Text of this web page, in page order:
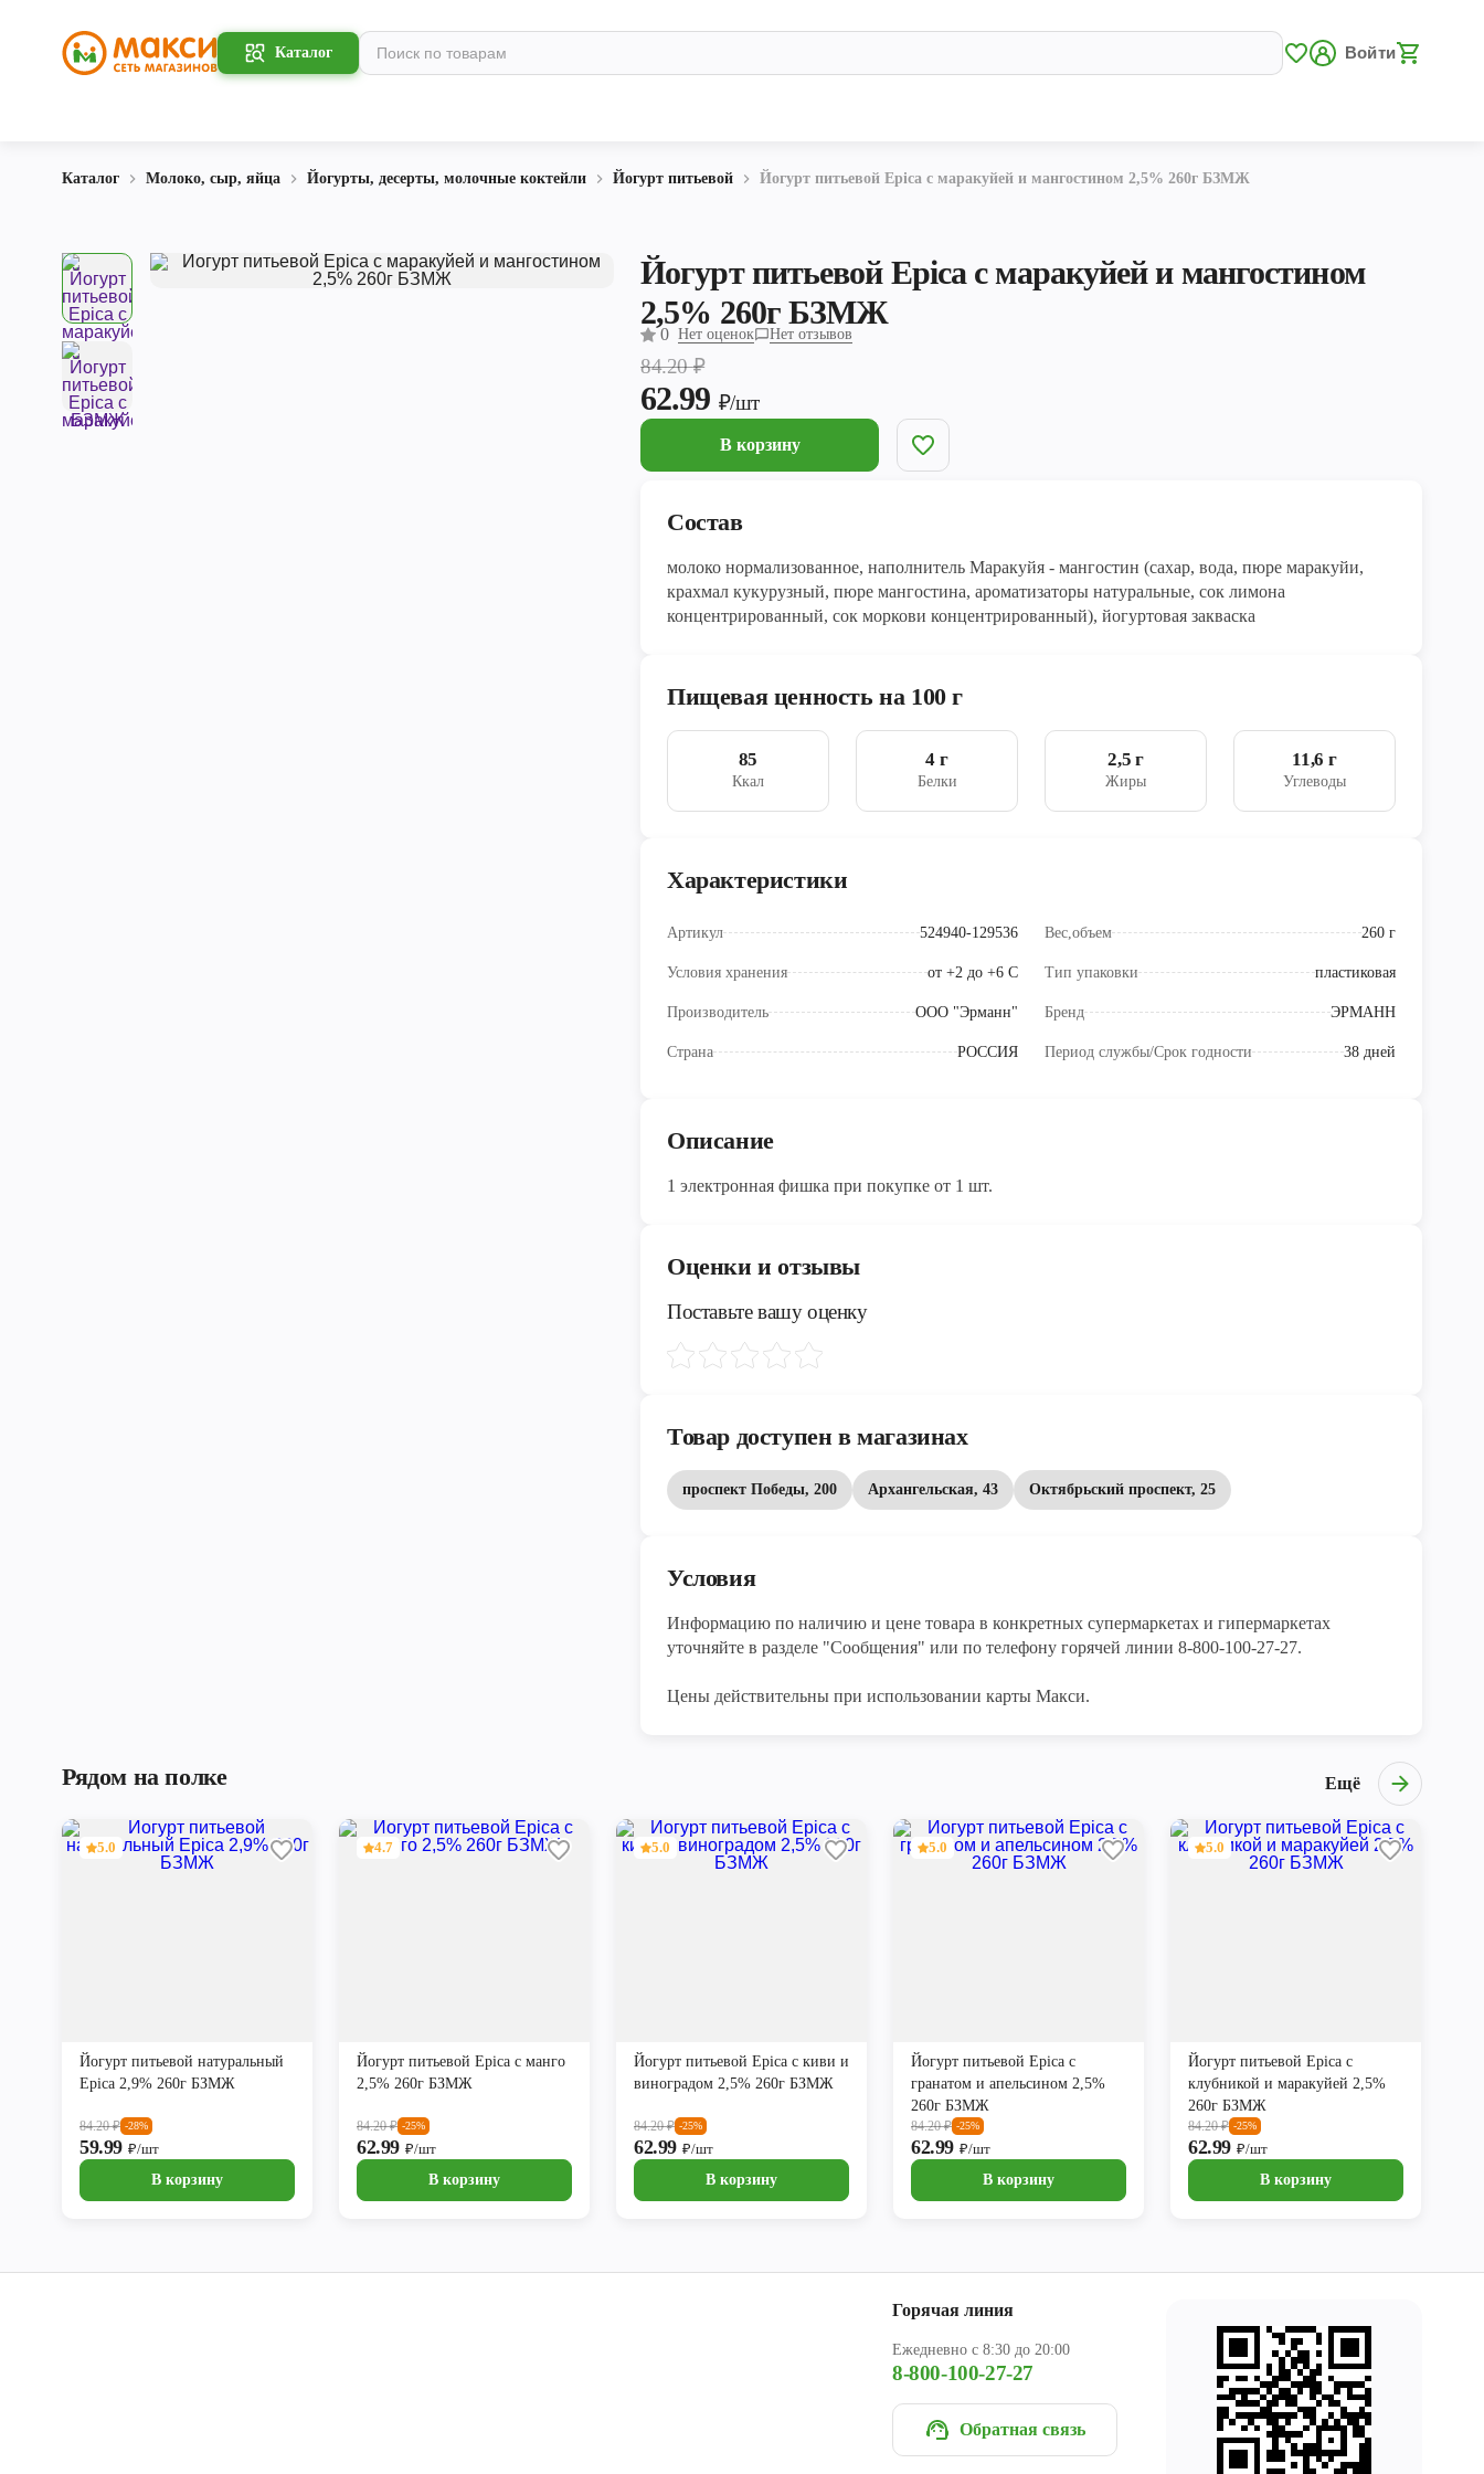
Каталог Войти
Каталог Молоко, сыр, яйца Йогурты, десерты, молочные коктейли Йогурт питьевой Йогурт питьевой Epica с маракуйей и мангостином 2,5% 260г БЗМЖ
Йогурт питьевой Epica с маракуйей и мангостином
2,5% 260г БЗМЖ
0 Нет оценок Нет отзывов
84.20₽
62.99 ₽/шт
В корзину
Состав
молоко нормализованное, наполнитель Маракуйя - мангостин (сахар, вода, пюре маракуйи,
крахмал кукурузный, пюре мангостина, ароматизаторы натуральные, сок лимона
концентрированный, сок моркови концентрированный), йогуртовая закваска
Пищевая ценность на 100 г
85
Ккал
4 г
Белки
2,5 г
Жиры
11,6 г
Углеводы
Характеристики
Артикул 524940-129536 Вес,объем 260 г
Условия хранения от +2 до +6 С Тип упаковки пластиковая
Производитель ООО "Эрманн" Бренд ЭРМАНН
Страна РОССИЯ Период службы/Срок годности 38 дней
Описание
1 электронная фишка при покупке от 1 шт.
Оценки и отзывы
Поставьте вашу оценку
Товар доступен в магазинах
проспект Победы, 200 Архангельская, 43 Октябрьский проспект, 25
Условия
Информацию по наличию и цене товара в конкретных супермаркетах и гипермаркетах
уточняйте в разделе "Сообщения" или по телефону горячей линии 8-800-100-27-27.
Цены действительны при использовании карты Макси.
Рядом на полке Ещё
5.0
Йогурт питьевой натуральный
Epica 2,9% 260г БЗМЖ
84.20₽ -28%
59.99 ₽/шт
В корзину
4.7
Йогурт питьевой Epica с манго
2,5% 260г БЗМЖ
84.20₽ -25%
62.99 ₽/шт
В корзину
5.0
Йогурт питьевой Epica с киви и
виноградом 2,5% 260г БЗМЖ
84.20₽ -25%
62.99 ₽/шт
В корзину
5.0
Йогурт питьевой Epica с
гранатом и апельсином 2,5%
260г БЗМЖ
84.20₽ -25%
62.99 ₽/шт
В корзину
5.0
Йогурт питьевой Epica с
клубникой и маракуйей 2,5%
260г БЗМЖ
84.20₽ -25%
62.99 ₽/шт
В корзину
Горячая линия
Ежедневно с 8:30 до 20:00
8-800-100-27-27
Обратная связь